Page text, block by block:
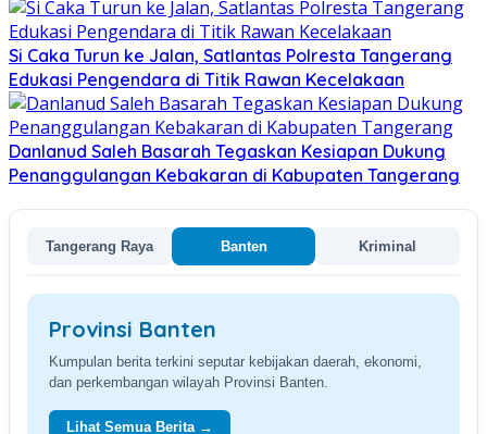
Si Caka Turun ke Jalan, Satlantas Polresta Tangerang
Edukasi Pengendara di Titik Rawan Kecelakaan
Danlanud Saleh Basarah Tegaskan Kesiapan Dukung
Penanggulangan Kebakaran di Kabupaten Tangerang
Tangerang Raya Banten Kriminal
Provinsi Banten
Kumpulan berita terkini seputar kebijakan daerah, ekonomi,
dan perkembangan wilayah Provinsi Banten.
Lihat Semua Berita →